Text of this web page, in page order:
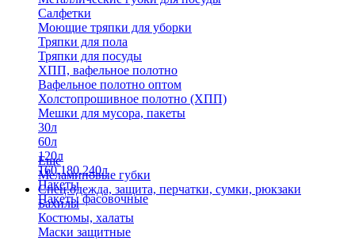
Салфетки
Моющие тряпки для уборки
Тряпки для пола
Тряпки для посуды
ХПП, вафельное полотно
Вафельное полотно оптом
Холстопрошивное полотно (ХПП)
Мешки для мусора, пакеты
30л
60л
120л
160,180,240л
Пакеты
Пакеты фасовочные
Еще
Меламиновые губки
Спец.одежда, защита, перчатки, сумки, рюкзаки
Бахилы
Костюмы, халаты
Маски защитные